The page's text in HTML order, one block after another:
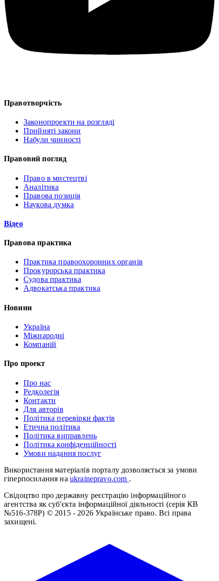
Правотворчість
Законопроекти на розгляді
Прийняті закони
Набули чинності
Правовий погляд
Право в мистецтві
Аналітика
Правова позиція
Наукова думка
Відео
Правова практика
Практика правоохоронних органів
Прокурорська практика
Судова практика
Адвокатська практика
Новини
Україна
Міжнародні
Компаній
Про проект
Про нас
Редколегія
Контакти
Для авторів
Політика перевірки фактів
Етична політика
Політика виправлень
Політика конфіденційності
Умови надання послуг
Використання матеріалів порталу дозволяється за умови
гіперпосилання на ukrainepravo.com .
Свідоцтво про державну реєстрацію інформаційного
агентства як суб'єкта інформаційної діяльності (серія КВ
№516-378Р) © 2015 - 2026 Українське право. Всі права
захищені.